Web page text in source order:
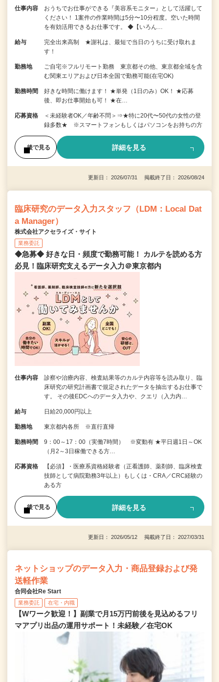
仕事内容
おうちでお仕事ができる『美容系モニター』として活躍して
ください！ 1案件の作業時間は5分〜10分程度。空いた時間
を有効活用できるお仕事です。 ◆【いろん…
給与
完全出来高制 ★謝礼は、最短で当日のうちに受け取れま
す！
勤務地
ご自宅※フルリモート勤務 東京都その他、東京都全域を含
む関東エリアおよび日本全国で勤務可能(在宅OK)
勤務時間
好きな時間に働けます！ ★単発（1日のみ）OK！ ★応募
後、即お仕事開始も可！ ★在…
応募資格
＜未経験者OK／年齢不問＞⇒★特に20代〜50代の女性の登
録多数★ ※スマートフォンもしくはパソコンをお持ちの方
後で見る 詳細を見る
更新日： 2026/07/31 掲載終了日： 2026/08/24
臨床研究のデータ入力スタッフ（LDM：Local Dat
a Manager）
株式会社アクセライズ・サイト
業務委託
◆急募◆ 好きな日・頻度で勤務可能！ カルテを読める方
必見！臨床研究支えるデータ入力＠東京都内
仕事内容
診察や治療内容、検査結果等のカルテ内容等を読み取り、臨
床研究の研究計画書で規定されたデータを抽出するお仕事で
す。 その後EDCへのデータ入力や、クエリ（入力内…
給与 日給20,000円以上
勤務地 東京都内各所 ※直行直帰
勤務時間
9：00～17：00（実働7時間） ※変動有 ★平日週1日～OK
（月2～3日稼働できる方…
応募資格
【必須】・医療系資格経験者（正看護師、薬剤師、臨床検査
技師として病院勤務3年以上）もしくは・CRA／CRC経験の
ある方
後で見る 詳細を見る
更新日： 2026/05/12 掲載終了日： 2027/03/31
ネットショップのデータ入力・商品登録および発
送軽作業
合同会社Re Start
業務委託 在宅・内職
【Wワーク歓迎！】副業で月15万円前後を見込めるフリ
マアプリ出品の運用サポート！未経験／在宅OK